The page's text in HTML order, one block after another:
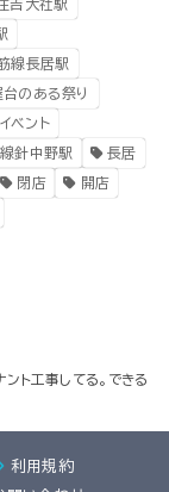
吉大社駅
線長居駅
台のある祭り
ベント
針中野駅 長居
閉店 開店
ト工事してる。できる
利用規約